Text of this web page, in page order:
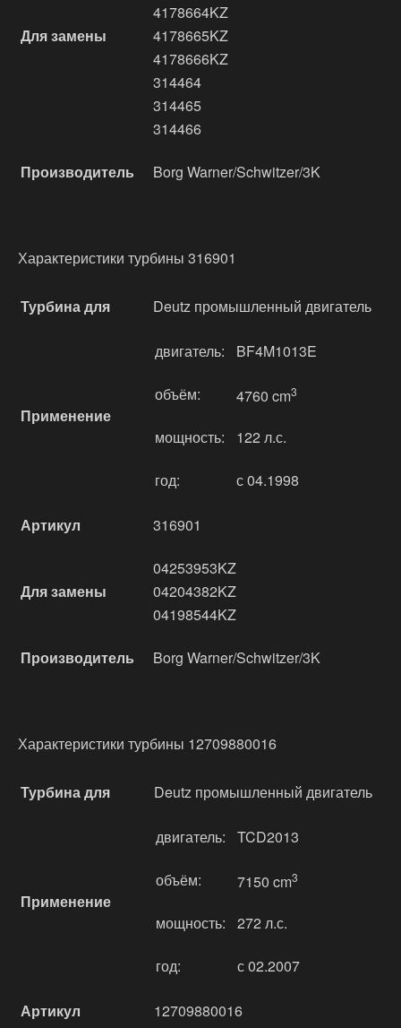
Для замены
4178664KZ
4178665KZ
4178666KZ
314464
314465
314466
Производитель Borg Warner/Schwitzer/3K
Характеристики турбины 316901
Турбина для Deutz промышленный двигатель
Применение
двигатель: BF4M1013E
объём: 4760 cm3
мощность: 122 л.с.
год: с 04.1998
Артикул 316901
Для замены
04253953KZ
04204382KZ
04198544KZ
Производитель Borg Warner/Schwitzer/3K
Характеристики турбины 12709880016
Турбина для Deutz промышленный двигатель
Применение
двигатель: TCD2013
объём: 7150 cm3
мощность: 272 л.с.
год: с 02.2007
Артикул 12709880016